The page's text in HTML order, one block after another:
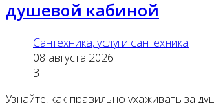
душевой кабиной
Сантехника, услуги сантехника
08 августа 2026
3
Узнайте, как правильно ухаживать за